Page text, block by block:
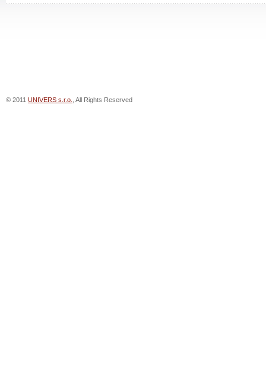
© 2011 UNIVERS s.r.o. , All Rights Reserved